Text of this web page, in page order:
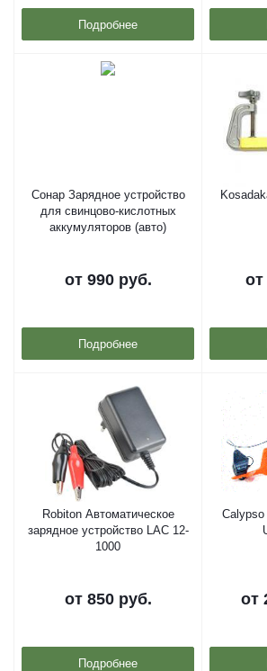
Подробнее
Сонар Зарядное устройство
для свинцово-кислотных
аккумуляторов (авто)
от 990 руб.
Подробнее
от
Robiton Автоматическое
зарядное устройство LAC 12-
1000
от 850 руб.
Подробнее
от